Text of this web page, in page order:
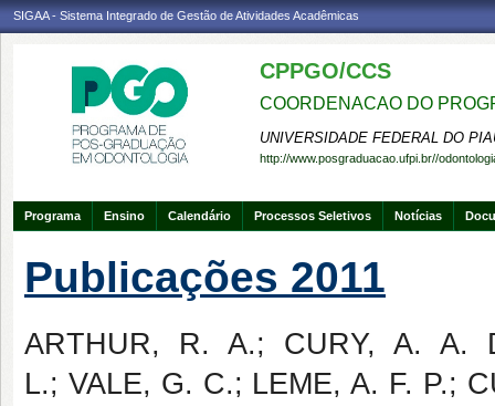
SIGAA - Sistema Integrado de Gestão de Atividades Acadêmicas
CPPGO/CCS
COORDENACAO DO
UNIVERSIDADE FEDERAL DO
http://www.posgraduacao.ufpi.br//
Programa Ensino Calendário Processos Seletivos Notícias
Publicações 2011
ARTHUR, R. A.; CURY, A. A.
L.; VALE, G. C.; LEME, A. F. P.;